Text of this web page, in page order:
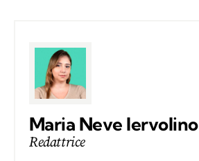
Maria Neve Iervolino
Redattrice